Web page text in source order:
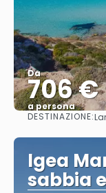
Da
706 €
a persona
DESTINAZIONE:
Igea
sabbia